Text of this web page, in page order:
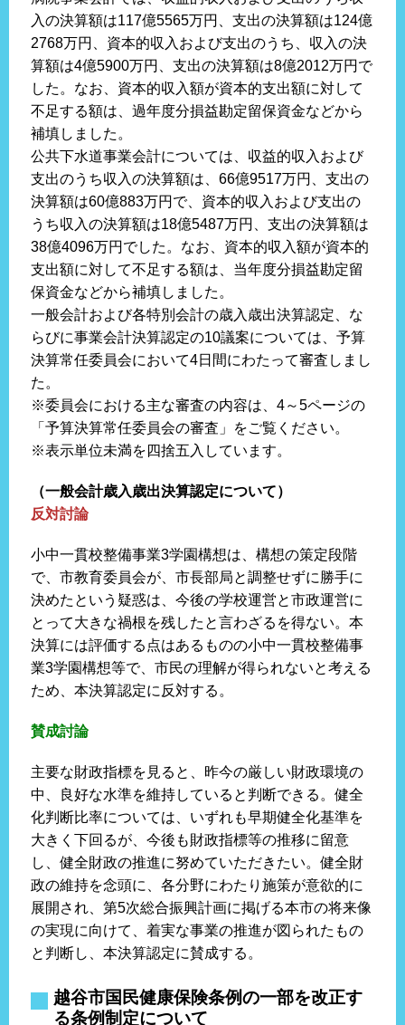
入の決算額は117億5565万円、支出の決算額は124億
2768万円、資本的収入および支出のうち、収入の決
算額は4億5900万円、支出の決算額は8億2012万円で
した。なお、資本的収入額が資本的支出額に対して
不足する額は、過年度分損益勘定留保資金などから
補填しました。
公共下水道事業会計については、収益的収入および
支出のうち収入の決算額は、66億9517万円、支出の
決算額は60億883万円で、資本的収入および支出の
うち収入の決算額は18億5487万円、支出の決算額は
38億4096万円でした。なお、資本的収入額が資本的
支出額に対して不足する額は、当年度分損益勘定留
保資金などから補填しました。
一般会計および各特別会計の歳入歳出決算認定、な
らびに事業会計決算認定の10議案については、予算
決算常任委員会において4日間にわたって審査しまし
た。
※委員会における主な審査の内容は、4～5ページの
「予算決算常任委員会の審査」をご覧ください。
※表示単位未満を四捨五入しています。
（一般会計歳入歳出決算認定について）
反対討論
小中一貫校整備事業3学園構想は、構想の策定段階
で、市教育委員会が、市長部局と調整せずに勝手に
決めたという疑惑は、今後の学校運営と市政運営に
とって大きな禍根を残したと言わざるを得ない。本
決算には評価する点はあるものの小中一貫校整備事
業3学園構想等で、市民の理解が得られないと考える
ため、本決算認定に反対する。
賛成討論
主要な財政指標を見ると、昨今の厳しい財政環境の
中、良好な水準を維持していると判断できる。健全
化判断比率については、いずれも早期健全化基準を
大きく下回るが、今後も財政指標等の推移に留意
し、健全財政の推進に努めていただきたい。健全財
政の維持を念頭に、各分野にわたり施策が意欲的に
展開され、第5次総合振興計画に掲げる本市の将来像
の実現に向けて、着実な事業の推進が図られたもの
と判断し、本決算認定に賛成する。
越谷市国民健康保険条例の一部を改正す
る条例制定について